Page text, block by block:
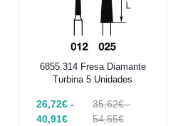
Añadir al carrito
6855.314 Fresa Diamante
Turbina 5 Unidades
26,72€ -
40,91€
35,62€ -
54,55€